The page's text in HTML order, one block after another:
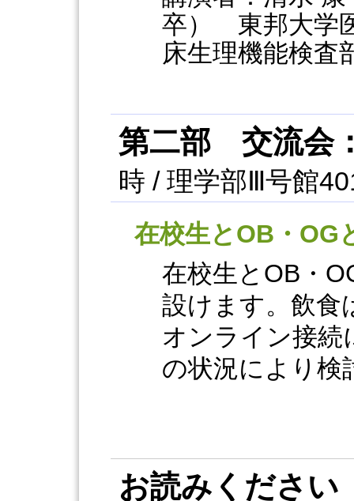
卒） 東邦大学
床生理機能検査
第二部 交流会
時 / 理学部Ⅲ号館
在校生とOB・OG
在校生とOB・
設けます。飲食
オンライン接続
の状況により検
お読みください